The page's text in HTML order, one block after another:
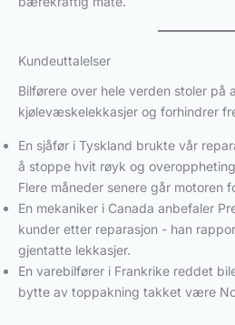
Kundeuttalelser
Bilførere over hele verden stoler på
kjølevæskelekkasjer og forhindrer
En sjåfør i Tyskland brukte vår
å stoppe hvit røyk og
Flere måneder senere går motoren
En mekaniker i Canada anbefaler
kunder etter reparasjon - han
gjentatte lekkasjer.
En varebilfører i Frankrike reddet
bytte av toppakning takket være